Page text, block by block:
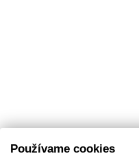
Používame cookies